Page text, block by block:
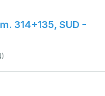
314+135, SUD -